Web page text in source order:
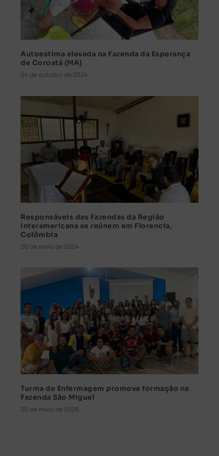
Autoestima elevada na Fazenda da Esperança
de Coroatá (MA)
24 de outubro de 2024
Responsáveis das Fazendas da Região
Interamericana se reúnem em Florencia,
Colômbia
20 de maio de 2024
Turma de Enfermagem promove formação na
Fazenda São Miguel
20 de maio de 2025